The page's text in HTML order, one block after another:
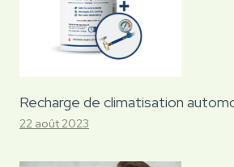
Recharge de climatisation
22 août 2023